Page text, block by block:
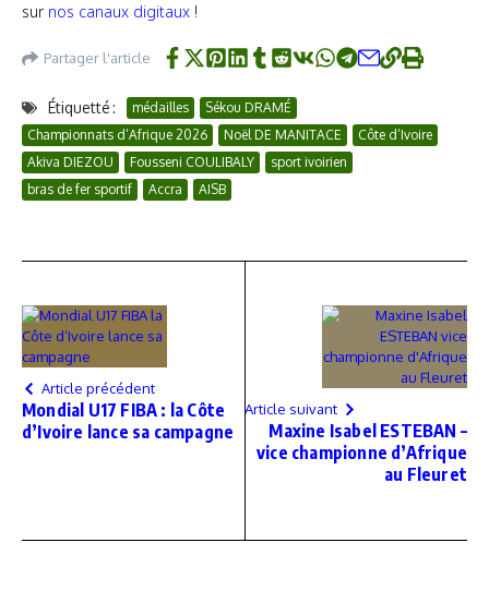
sur nos canaux digitaux !
Partager l'article
Étiquetté : médailles
Sékou DRAMÉ
Championnats d’Afrique 2026
Noël DE MANITACE
Côte d’Ivoire
Akiva DIEZOU
Fousseni COULIBALY
sport ivoirien
bras de fer sportif
Accra AISB
Article précédent
Mondial U17 FIBA : la Côte
d’Ivoire lance sa campagne
Article suivant
Maxine Isabel ESTEBAN –
vice championne d’Afrique
au Fleuret